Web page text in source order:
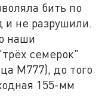
бить по
и не разрушили.
наши
семерок"
М777), до того
155-мм